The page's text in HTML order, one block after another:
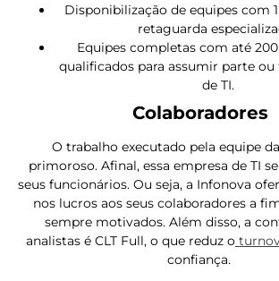
Disponibilização de equipes com
retaguarda
Equipes completas com até
qualificados para assumir parte ou
de TI.
Colaboradores
O trabalho executado pela equipe
primoroso. Afinal, essa empresa de TI
seus funcionários. Ou seja, a Infonova
nos lucros aos seus colaboradores a
sempre motivados. Além disso, a
analistas é CLT Full, o que reduz o
confiança.